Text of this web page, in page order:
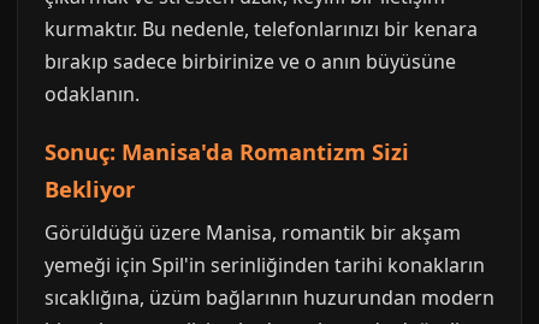
kurmaktır. Bu nedenle, telefonlarınızı bir kenara
bırakıp sadece birbirinize ve o anın büyüsüne
odaklanın.
Sonuç: Manisa'da Romantizm Sizi
Bekliyor
Görüldüğü üzere Manisa, romantik bir akşam
yemeği için Spil'in serinliğinden tarihi konakların
sıcaklığına, üzüm bağlarının huzurundan modern